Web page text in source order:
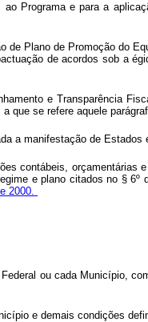
Programa e para a
de Plano de Promoção do
de acordos sob a
e Transparência
que se refere aquele
a manifestação de Estados
contábeis, orçamentárias
e plano citados no §
2000.
ou cada Município,
e demais condições